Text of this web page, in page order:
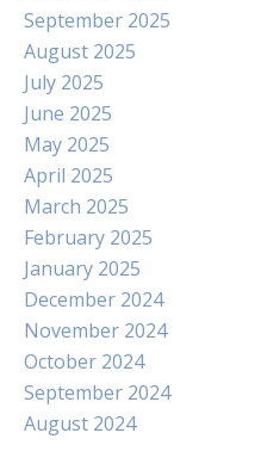
September 2025
August 2025
July 2025
June 2025
May 2025
April 2025
March 2025
February 2025
January 2025
December 2024
November 2024
October 2024
September 2024
August 2024